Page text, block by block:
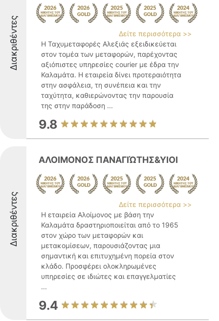
Διακριθέντες
Δείτε περισσότερα >>
Η Ταχυμεταφορές Αλεξιάς εξειδικεύεται
στον τομέα των μεταφορών, παρέχοντας
αξιόπιστες υπηρεσίες courier με έδρα την
Καλαμάτα. Η εταιρεία δίνει προτεραιότητα
στην ασφάλεια, τη συνέπεια και την
ταχύτητα, καθιερώνοντας την παρουσία
της στην παράδοση ...
9.8
Διακριθέντες
ΑΛΟΙΜΟΝΟΣ ΠΑΝΑΓΙΏΤΗΣ&ΥΙΟΙ
Δείτε περισσότερα >>
Η εταιρεία Αλοίμονος με βάση την
Καλαμάτα δραστηριοποιείται από το 1965
στον χώρο των μεταφορών και
μετακομίσεων, παρουσιάζοντας μια
σημαντική και επιτυχημένη πορεία στον
κλάδο. Προσφέρει ολοκληρωμένες
υπηρεσίες σε ιδιώτες και επαγγελματίες
...
9.4